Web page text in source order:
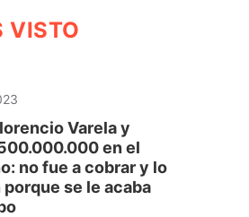
VISTO
Varela y
en el
no fue a cobrar y lo
porque se le acaba